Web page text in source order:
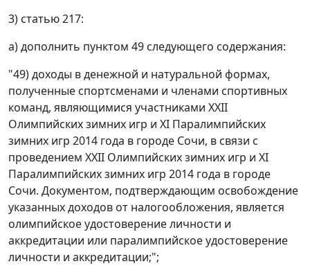
3) статью 217:
а) дополнить пунктом 49 следующего содержания:
"49) доходы в денежной и натуральной формах,
полученные спортсменами и членами спортивных
команд, являющимися участниками XXII
Олимпийских зимних игр и XI Паралимпийских
зимних игр 2014 года в городе Сочи, в связи с
проведением XXII Олимпийских зимних игр и XI
Паралимпийских зимних игр 2014 года в городе
Сочи. Документом, подтверждающим освобождение
указанных доходов от налогообложения, является
олимпийское удостоверение личности и
аккредитации или паралимпийское удостоверение
личности и аккредитации;";